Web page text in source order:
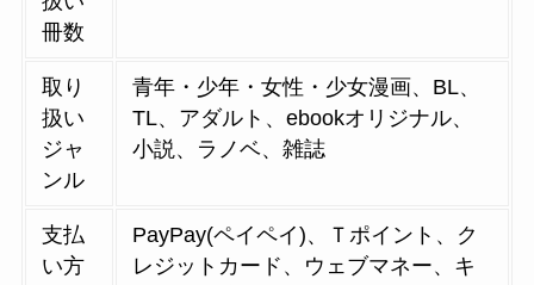
冊数
取り
扱い
ジャ
ンル
青年・少年・女性・少女漫画、BL、
TL、アダルト、ebookオリジナル、
小説、ラノベ、雑誌
支払
い方
PayPay(ペイペイ)、Ｔポイント、ク
レジットカード、ウェブマネー、キ